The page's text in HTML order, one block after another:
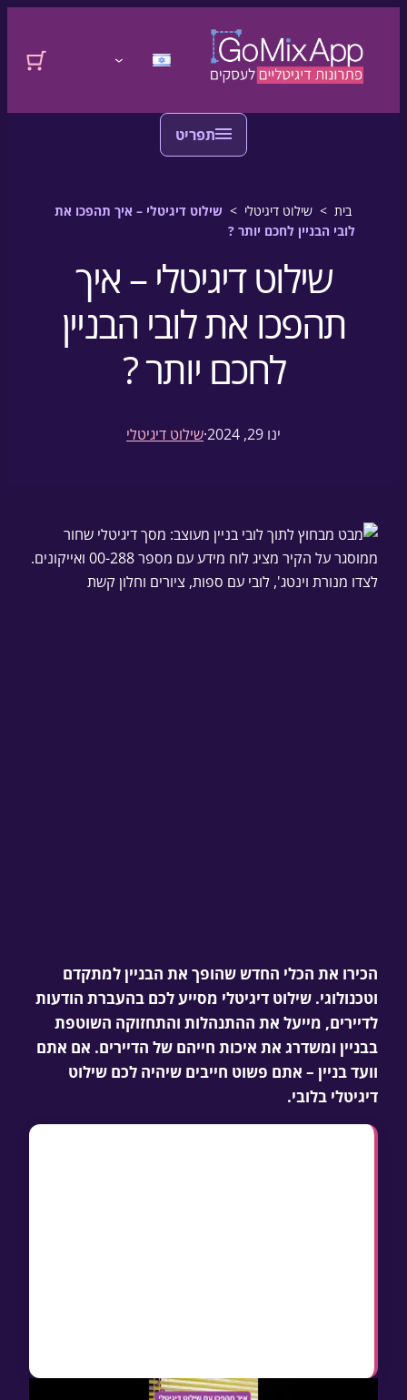
התחברות
בית > שילוט דיגיטלי > שילוט דיגיטלי – איך תהפכו את
לובי הבניין לחכם יותר ?
שילוט דיגיטלי – איך
תהפכו את לובי הבניין
לחכם יותר ?
ינו 29, 2024 ·שילוט דיגיטלי
הכירו את הכלי החדש שהופך את הבניין למתקדם
וטכנולוגי. שילוט דיגיטלי מסייע לכם בהעברת הודעות
לדיירים, מייעל את ההתנהלות והתחזוקה השוטפת
בבניין ומשדרג את איכות חייהם של הדיירים. אם אתם
וועד בניין – אתם פשוט חייבים שיהיה לכם שילוט
דיגיטלי בלובי.